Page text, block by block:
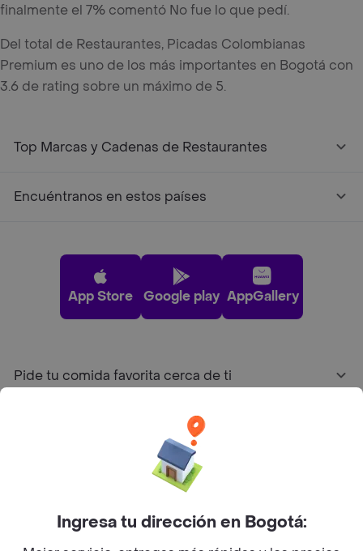
finalmente el 7% comentó No fue lo que pedí.
Del total de Restaurantes, Picadas Colombianas
Premium es uno de los más importantes en Bogotá con
3.6 de rating sobre un máximo de 5.
Top Marcas y Cadenas de Restaurantes
Encuéntranos en estos países
App Store Google play AppGallery
Pide tu comida favorita cerca de ti
Sobre RappiIngresa tu dirección en Bogotá: